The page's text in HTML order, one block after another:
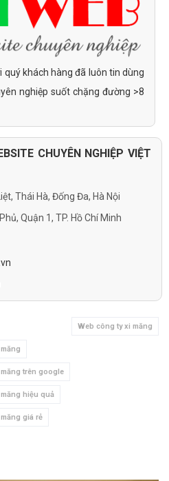
khách hàng đã luôn tin dùng
nghiệp suốt chặng đường >8
CHUYÊN NGHIỆP VIỆT
Thái Hà, Đống Đa, Hà Nội
Quận 1, TP. Hồ Chí Minh
Web công ty xi măng
trên google
hiệu quả
giá rẻ